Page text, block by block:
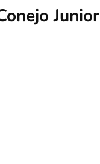
Junior